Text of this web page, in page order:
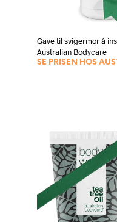
Gave til svigermor â
Australian Bodycare
SE PRISEN HOS